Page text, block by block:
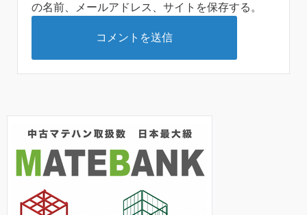
の名前、メールアドレス、サイトを保存する。